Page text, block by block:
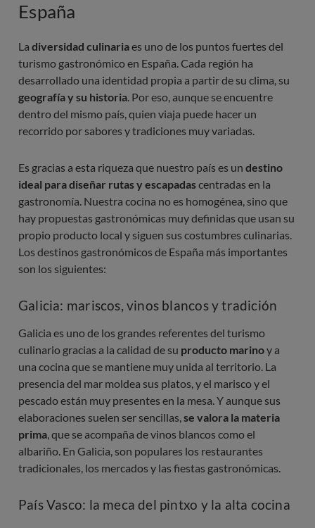
España
La diversidad culinariaes uno de los puntos fuertes del
turismo gastronómico en España. Cada región ha
desarrollado una identidad propia a partir de su clima, su
geografía y su historia. Por eso, aunque se encuentre
dentro del mismo país, quien viaja puede hacer un
recorrido por sabores y tradiciones muy variadas.
Es gracias a esta riqueza que nuestro país es un destino
ideal para diseñar rutas y escapadascentradas en la
gastronomía. Nuestra cocina no es homogénea, sino que
hay propuestas gastronómicas muy definidas que usan su
propio producto local y siguen sus costumbres culinarias.
Los destinos gastronómicos de España más importantes
son los siguientes:
Galicia: mariscos, vinos blancos y tradición
Galicia es uno de los grandes referentes del turismo
culinario gracias a la calidad de su producto marinoy a
una cocina que se mantiene muy unida al territorio. La
presencia del mar moldea sus platos, y el marisco y el
pescado están muy presentes en la mesa. Y aunque sus
elaboraciones suelen ser sencillas,se valora la materia
prima, que se acompaña de vinos blancos como el
albariño. En Galicia, son populares los restaurantes
tradicionales, los mercados y las fiestas gastronómicas.
País Vasco: la meca del pintxo y la alta cocina